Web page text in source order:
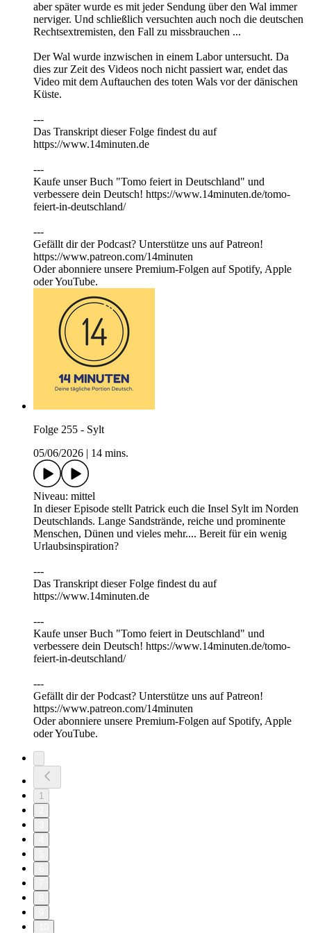
aber später wurde es mit jeder Sendung über den Wal immer
nerviger. Und schließlich versuchten auch noch die deutschen
Rechtsextremisten, den Fall zu missbrauchen ...
Der Wal wurde inzwischen in einem Labor untersucht. Da
dies zur Zeit des Videos noch nicht passiert war, endet das
Video mit dem Auftauchen des toten Wals vor der dänischen
Küste.
---
Das Transkript dieser Folge findest du auf
https://⁠⁠⁠⁠⁠⁠⁠⁠⁠⁠⁠⁠www.14minuten.de
⁠⁠⁠⁠⁠⁠⁠⁠⁠⁠---
Kaufe unser Buch "Tomo feiert in Deutschland" und
verbessere dein Deutsch! https://www.14minuten.de/tomo-
feiert-in-deutschland/
---
Gefällt dir der Podcast? Unterstütze uns auf ⁠⁠⁠⁠⁠⁠⁠⁠⁠⁠⁠⁠Patreon⁠⁠⁠⁠⁠⁠⁠⁠⁠⁠⁠⁠!
https://www.patreon.com/14minuten
Oder abonniere unsere Premium-Folgen auf Spotify, Apple
oder YouTube.
Folge 255 - Sylt
05/06/2026
14 mins.
Niveau: mittel
In dieser Episode stellt Patrick euch die Insel Sylt im Norden
Deutschlands. Lange Sandstrände, reiche und prominente
Menschen, Dünen und vieles mehr.... Bereit für ein wenig
Urlaubsinspiration?
---
Das Transkript dieser Folge findest du auf
https://⁠⁠⁠⁠⁠⁠⁠⁠⁠⁠⁠⁠www.14minuten.de
⁠⁠⁠⁠⁠⁠⁠⁠⁠⁠---
Kaufe unser Buch "Tomo feiert in Deutschland" und
verbessere dein Deutsch! https://www.14minuten.de/tomo-
feiert-in-deutschland/
---
Gefällt dir der Podcast? Unterstütze uns auf ⁠⁠⁠⁠⁠⁠⁠⁠⁠⁠⁠⁠Patreon⁠⁠⁠⁠⁠⁠⁠⁠⁠⁠⁠⁠!
https://www.patreon.com/14minuten
Oder abonniere unsere Premium-Folgen auf Spotify, Apple
oder YouTube.
1